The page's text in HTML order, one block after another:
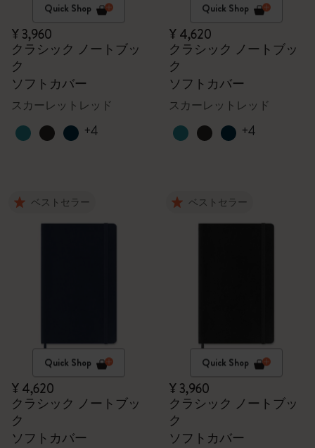
Quick Shop
¥ 3,960
クラシック ノートブッ
ク
ソフトカバー
スカーレットレッド
+4
Quick Shop
¥ 4,620
クラシック ノートブッ
ク
ソフトカバー
スカーレットレッド
+4
ベストセラー
Quick Shop
¥ 4,620
クラシック ノートブッ
ク
ソフトカバー
ベストセラー
Quick Shop
¥ 3,960
クラシック ノートブッ
ク
ソフトカバー